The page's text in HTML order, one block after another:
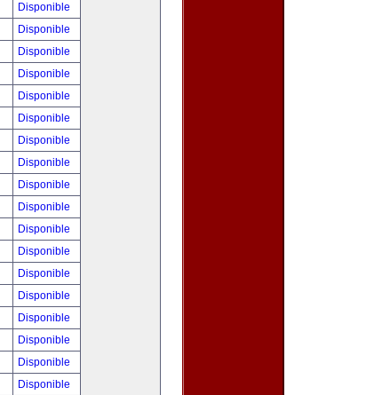
Disponible
Disponible
Disponible
Disponible
Disponible
Disponible
Disponible
Disponible
Disponible
Disponible
Disponible
Disponible
Disponible
Disponible
Disponible
Disponible
Disponible
Disponible